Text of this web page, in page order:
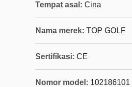
Tempat asal: Cina
Nama merek: TOP GOLF
Sertifikasi: CE
Nomor model: 102186101